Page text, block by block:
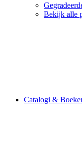
Bekijk alle
Catalogi &